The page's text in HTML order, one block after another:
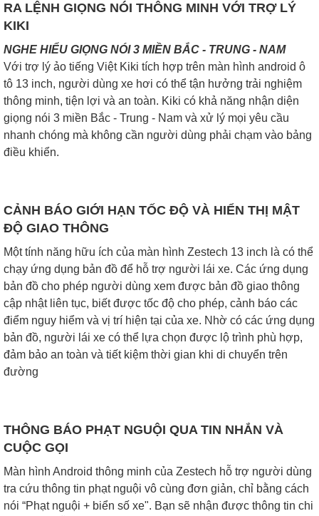
RA LỆNH GIỌNG NÓI THÔNG MINH VỚI TRỢ LÝ
KIKI
NGHE HIỂU GIỌNG NÓI 3 MIỀN BẮC - TRUNG - NAM
Với trợ lý ảo tiếng Việt Kiki tích hợp trên màn hình android ô
tô 13 inch, người dùng xe hơi có thể tận hưởng trải nghiệm
thông minh, tiện lợi và an toàn. Kiki có khả năng nhận diện
giọng nói 3 miền Bắc - Trung - Nam và xử lý mọi yêu cầu
nhanh chóng mà không cần người dùng phải chạm vào bảng
điều khiển.
CẢNH BÁO GIỚI HẠN TỐC ĐỘ VÀ HIỂN THỊ MẬT
ĐỘ GIAO THÔNG
Một tính năng hữu ích của màn hình Zestech 13 inch là có thể
chạy ứng dụng bản đồ để hỗ trợ người lái xe. Các ứng dụng
bản đồ cho phép người dùng xem được bản đồ giao thông
cập nhật liên tục, biết được tốc độ cho phép, cảnh báo các
điểm nguy hiểm và vị trí hiện tại của xe. Nhờ có các ứng dụng
bản đồ, người lái xe có thể lựa chọn được lộ trình phù hợp,
đảm bảo an toàn và tiết kiệm thời gian khi di chuyển trên
đường
THÔNG BÁO PHẠT NGUỘI QUA TIN NHẮN VÀ
CUỘC GỌI
Màn hình Android thông minh của Zestech hỗ trợ người dùng
tra cứu thông tin phạt nguội vô cùng đơn giản, chỉ bằng cách
nói “Phạt nguội + biển số xe". Bạn sẽ nhận được thông tin chi